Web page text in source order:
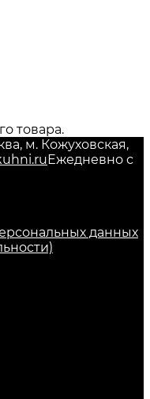
товара.
м. Кожуховская,
Ежедневно с
данных